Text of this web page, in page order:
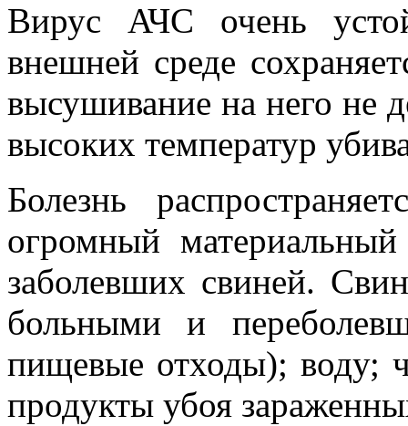
Вирус АЧС очень
внешней среде
высушивание на него не
высоких температур
Болезнь
огромный
заболевших свиней.
больными и
пищевые отходы); воду;
продукты убоя